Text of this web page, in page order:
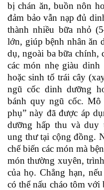
bị chán ăn, buồn nôn
đảm bảo vẫn nạp đủ
thành nhiều bữa nhỏ
lớn, giúp bệnh nhân ăn
dụ, ngoài ba bữa chính,
các món nhẹ giàu
hoặc sinh tố trái cây
ngũ cốc dinh dưỡng
bánh quy ngũ cốc.
phụ” này đã được áp
dưỡng hấp thu và duy
ung thư tại cộng đồng.
chế biến các món mà
món thường xuyên,
của họ. Chẳng hạn,
có thể nấu cháo tôm